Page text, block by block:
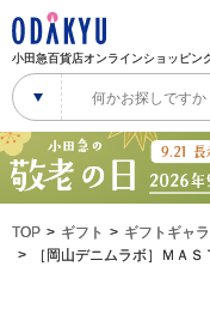
小田急百貨店オンラインショッピン
TOP ギフト
ギフトギャ
［岡山デニムラボ］ＭＡ